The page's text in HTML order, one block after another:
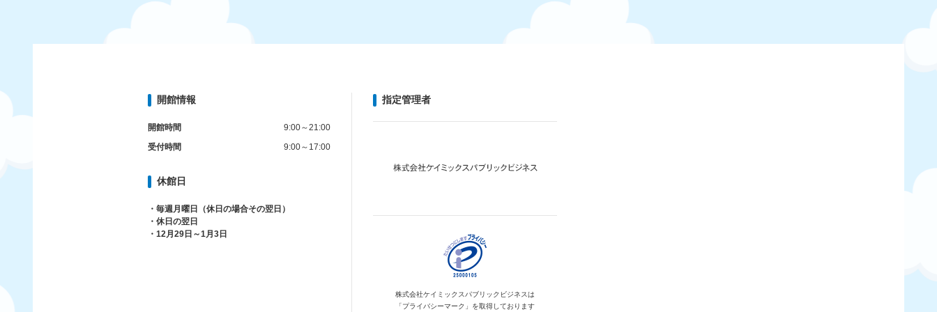
開館情報
開館時間
9:00～21:00
受付時間
9:00～17:00
休館日
・毎週月曜日（休日の場合その翌日）
・休日の翌日
・12月29日～1月3日
指定管理者
株式会社ケイミックスパブリックビジネスは
「プライバシーマーク」を取得しております